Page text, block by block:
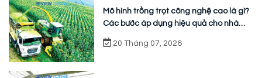
Mô hình trồng trọt công nghệ cao là gì?
Các bước áp dụng hiệu quả cho nhà
vườn
20 Tháng 07, 2026